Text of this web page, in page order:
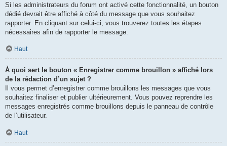
Si les administrateurs du forum ont activé cette fonctionnalité, un bouton
dédié devrait être affiché à côté du message que vous souhaitez
rapporter. En cliquant sur celui-ci, vous trouverez toutes les étapes
nécessaires afin de rapporter le message.
Haut
À quoi sert le bouton « Enregistrer comme brouillon » affiché lors
de la rédaction d’un sujet ?
Il vous permet d’enregistrer comme brouillons les messages que vous
souhaitez finaliser et publier ultérieurement. Vous pouvez reprendre les
messages enregistrés comme brouillons depuis le panneau de contrôle
de l’utilisateur.
Haut